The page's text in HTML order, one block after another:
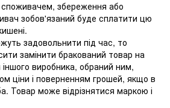
збереження або
зобов'язаний буде сплатити цю
задовольнити під час, то
замінити бракований товар на
виробника, обраний ним,
ціни і поверненням грошей, якщо в
Товар може відрізнятися маркою і